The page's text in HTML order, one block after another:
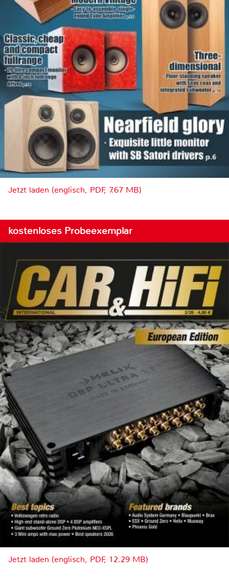
Jetzt laden (englisch, PDF, 7.67 MB)
kostenloses Probeexemplar
Jetzt laden (englisch, PDF, 12.29 MB)